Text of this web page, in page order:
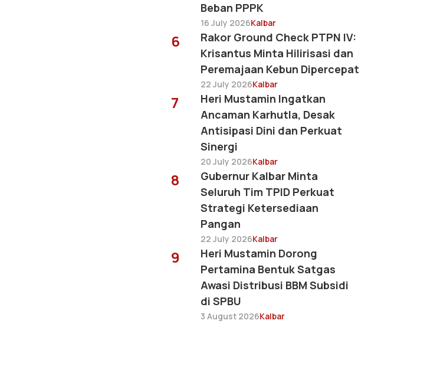
Beban PPPK
16 July 2026Kalbar
6
Rakor Ground Check PTPN IV:
Krisantus Minta Hilirisasi dan
Peremajaan Kebun Dipercepat
22 July 2026Kalbar
7
Heri Mustamin Ingatkan
Ancaman Karhutla, Desak
Antisipasi Dini dan Perkuat
Sinergi
20 July 2026Kalbar
8
Gubernur Kalbar Minta
Seluruh Tim TPID Perkuat
Strategi Ketersediaan
Pangan
22 July 2026Kalbar
9
Heri Mustamin Dorong
Pertamina Bentuk Satgas
Awasi Distribusi BBM Subsidi
di SPBU
3 August 2026Kalbar